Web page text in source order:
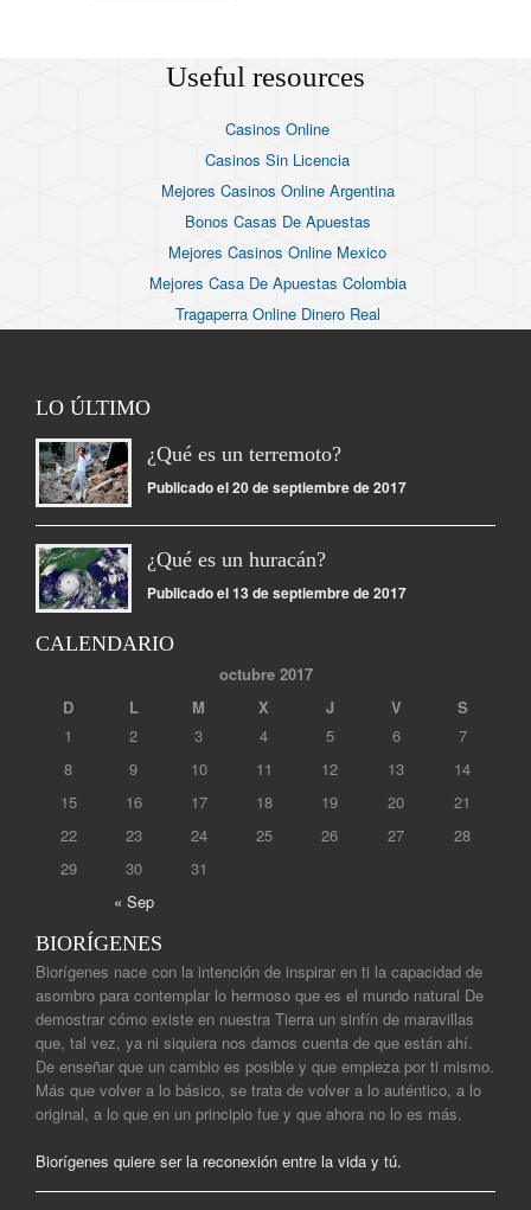
Useful resources
Casinos Online
Casinos Sin Licencia
Mejores Casinos Online Argentina
Bonos Casas De Apuestas
Mejores Casinos Online Mexico
Mejores Casa De Apuestas Colombia
Tragaperra Online Dinero Real
LO ÚLTIMO
¿Qué es un terremoto?
Publicado el 20 de septiembre de 2017
¿Qué es un huracán?
Publicado el 13 de septiembre de 2017
CALENDARIO
octubre 2017
D
L M X J V S
« Sep
1 2 3 4 5 6
7
8
9 10 11 12 13
14
15
16 17 18 19 20
21
22
23 24 25 26 27
28
29
30 31
BIORÍGENES
Biorígenes nace con la intención de inspirar en ti la capacidad de
asombro para contemplar lo hermoso que es el mundo natural De
demostrar cómo existe en nuestra Tierra un sinfín de maravillas
que, tal vez, ya ni siquiera nos damos cuenta de que están ahí.
De enseñar que un cambio es posible y que empieza por ti mismo.
Más que volver a lo básico, se trata de volver a lo auténtico, a lo
original, a lo que en un principio fue y que ahora no lo es más.
Biorígenes quiere ser la reconexión entre la vida y tú.